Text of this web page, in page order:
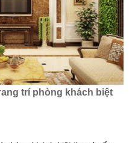
trí phòng khách biệt